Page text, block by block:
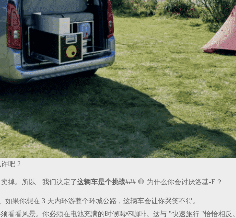
吧 2
掉。所以，我们决定了这辆车是个挑战### 🛑 为什么你会讨厌洛基-E？
如果你想在 3 天内环游整个环城公路，这辆车会让你哭笑不得。
看看风景。你必须在电池充满的时候喝杯咖啡。这与 "快速旅行 "恰恰相反。